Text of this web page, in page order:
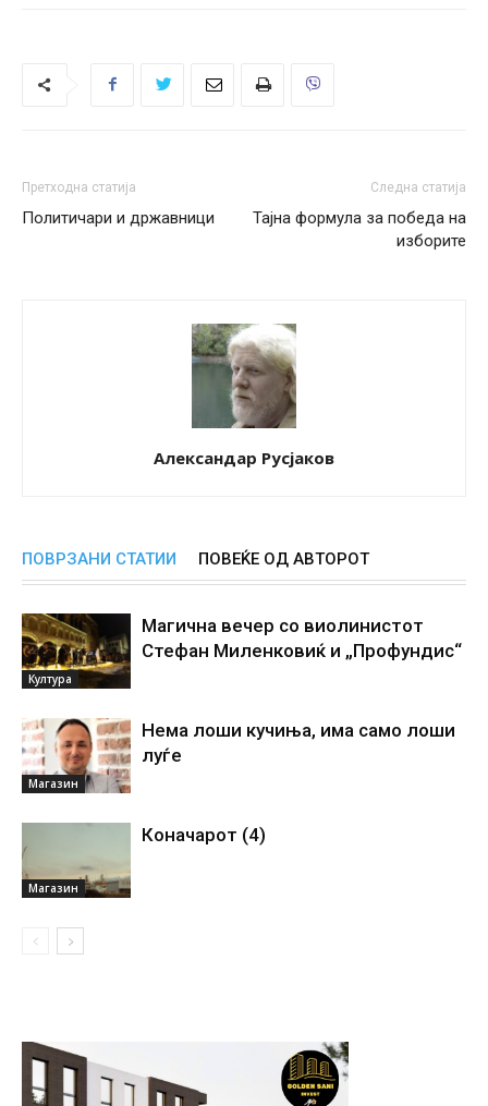
Претходна статија
Политичари и државници
Следна статија
Тајна формула за победа на
изборите
Александар Русјаков
ПОВРЗАНИ СТАТИИ ПОВЕЌЕ ОД АВТОРОТ
Култура
Магична вечер со виолинистот
Стефан Миленковиќ и „Профундис“
Магазин
Нема лоши кучиња, има само лоши
луѓе
Магазин
Коначарот (4)